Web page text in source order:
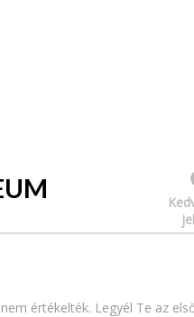
értékelték. Legyél Te az